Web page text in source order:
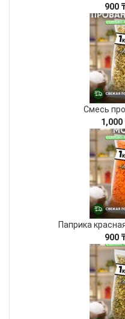
900
Смесь
1,000
Паприка
900